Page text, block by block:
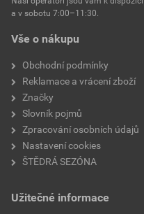
Environmentální
Stáhnout
Velikost
teplota zpracování
hmotnost
typ výrobku
faktor difuzního odporu
materiálová báze
Vše o nákupu
Obchodní podmínky
Reklamace a vrácení zboží
Značky
Slovník pojmů
Zpracování osobních údajů
Nastavení cookies
ŠTĚDRÁ SEZÓNA
Užitečné informace
a v sobotu 7:00–11:30.